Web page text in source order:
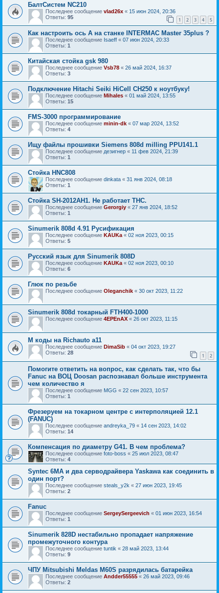
БалтСистем NC210
Последнее сообщение vlad26x « 15 июн 2024, 20:36
Ответы: 95 1 2 3 4 5
Как настроить ось А на станке INTERMAC Master 35plus ?
Последнее сообщение Isaeff « 07 июн 2024, 20:33
Ответы: 1
Китайская стойка gsk 980
Последнее сообщение Vsb78 « 26 май 2024, 16:37
Ответы: 3
Подключение Hitachi Seiki HiCell CH250 к ноутбуку!
Последнее сообщение Mihales « 01 май 2024, 13:55
Ответы: 15
FMS-3000 программирование
Последнее сообщение minin-dk « 07 мар 2024, 13:52
Ответы: 4
Ищу файлы прошивки Siemens 808d milling PPU141.1
Последнее сообщение дезигнер « 11 фев 2024, 21:39
Ответы: 1
Стойка HNC808
Последнее сообщение dinkata « 31 янв 2024, 08:18
Ответы: 1
Стойка SH-2012AH1. Не работает THC.
Последнее сообщение Gerorgiy « 27 янв 2024, 18:52
Ответы: 1
Sinumerik 808d 4.91 Русификация
Последнее сообщение KAUKa« 02 ноя 2023, 00:15
Ответы: 5
Русский язык для Sinumerik 808D
Последнее сообщение KAUKa« 02 ноя 2023, 00:10
Ответы: 6
Глюк по резьбе
Последнее сообщение Oleganchik « 30 окт 2023, 11:22
Sinumerik 808d токарный FTH400-1000
Последнее сообщение 4EPEnAX « 26 окт 2023, 11:15
M коды на Richauto a11
Последнее сообщение DimaSib « 04 окт 2023, 19:27
Ответы: 28 1 2
Помогите ответить на вопрос, как сделать так, что бы
Fanuc на ВОЦ Doosan распознавал больше инструмента
чем количество я
Последнее сообщение MGG « 22 сен 2023, 10:57
Ответы: 1
Фрезеруем на токарном центре с интерполяцией 12.1
(FANUC)
Последнее сообщение andreyka_79 « 14 сен 2023, 14:02
Ответы: 14
Компенсация по диаметру G41. В чем проблема?
Последнее сообщение foto-boss « 25 июл 2023, 08:47
Ответы: 4
Syntec 6MA и два серводрайвера Yaskawa как соединить в
один порт?
Последнее сообщение steals_y2k « 27 июн 2023, 19:45
Ответы: 2
Fanuc
Последнее сообщение SergeySergeevich « 01 июн 2023, 16:54
Ответы: 1
Sinumerik 828D нестабильно пропадает напряжение
промежуточного контура
Последнее сообщение tuntik « 28 май 2023, 13:44
Ответы: 9
ЧПУ Mitsubishi Meldas M60S разрядилась батарейка
Последнее сообщение Andder55555 « 26 май 2023, 09:46
Ответы: 2